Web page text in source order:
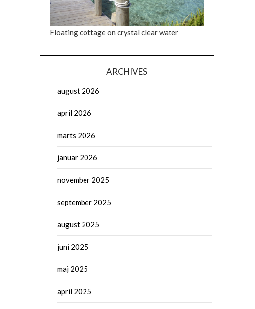
Floating cottage on crystal clear water
ARCHIVES
august 2026
april 2026
marts 2026
januar 2026
november 2025
september 2025
august 2025
juni 2025
maj 2025
april 2025